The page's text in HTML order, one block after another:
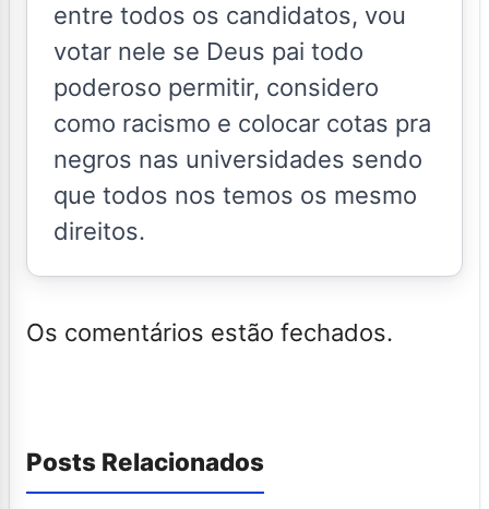
entre todos os candidatos, vou
votar nele se Deus pai todo
poderoso permitir, considero
como racismo e colocar cotas pra
negros nas universidades sendo
que todos nos temos os mesmo
direitos.
Os comentários estão fechados.
Posts Relacionados